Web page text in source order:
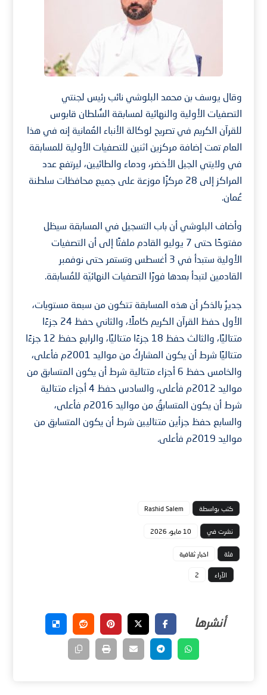
وقال يوسف بن محمد البلوشي نائب رئيس لجنتي
التصفيات الأولية والنهائية لمسابقة السُّلطان قابوس
للقرآن الكريم في تصريح لوكالة الأنباء العُمانية إنه في هذا
العام تمت إضافة مركزين اثنين للتصفيات الأولية للمسابقة
في ولايتي الجبل الأخضر، ودماء والطائيين، ليرتفع عدد
المراكز إلى 28 مركزًا موزعة على جميع محافظات سلطنة
عُمان.
وأضاف البلوشي أن باب التسجيل في المسابقة سيظل
مفتوحًا حتى 7 يوليو القادم ملفتًا إلى أن التصفيات
الأولية ستبدأ في 3 أغسطس وتستمر حتى نوفمبر
القادمين لتبدأ بعدها فورًا التصفيات النهائيّة للمُسابقة.
جديرٌ بالذكر أن هذه المسابقة تتكون من سبعة مستويات،
الأول حفظ القرآن الكريم كاملًا، والثاني حفظ 24 جزءًا
متتاليًا، والثالث حفظ 18 جزءًا متتاليًا، والرابع حفظ 12 جزءًا
متتاليًا شرط أن يكون المشاركُ من مواليد 2001م فأعلى،
والخامس حفظ 6 أجزاء متتالية شرط أن يكون المتسابق من
مواليد 2012م فأعلى، والسادس حفظ 4 أجزاء متتالية
شرط أن يكون المتسابقُ من مواليد 2016م فأعلى،
والسابع حفظ جزأين متتاليين شرط أن يكون المتسابق من
مواليد 2019م فأعلى.
كتب بواسطة Rashid Salem
نشرت في 10 مايو، 2026
فئة اخبار ثقافية
الآراء 2